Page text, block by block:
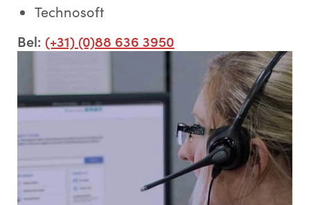
Technosoft
Bel: (+31) (0)88 636 3950